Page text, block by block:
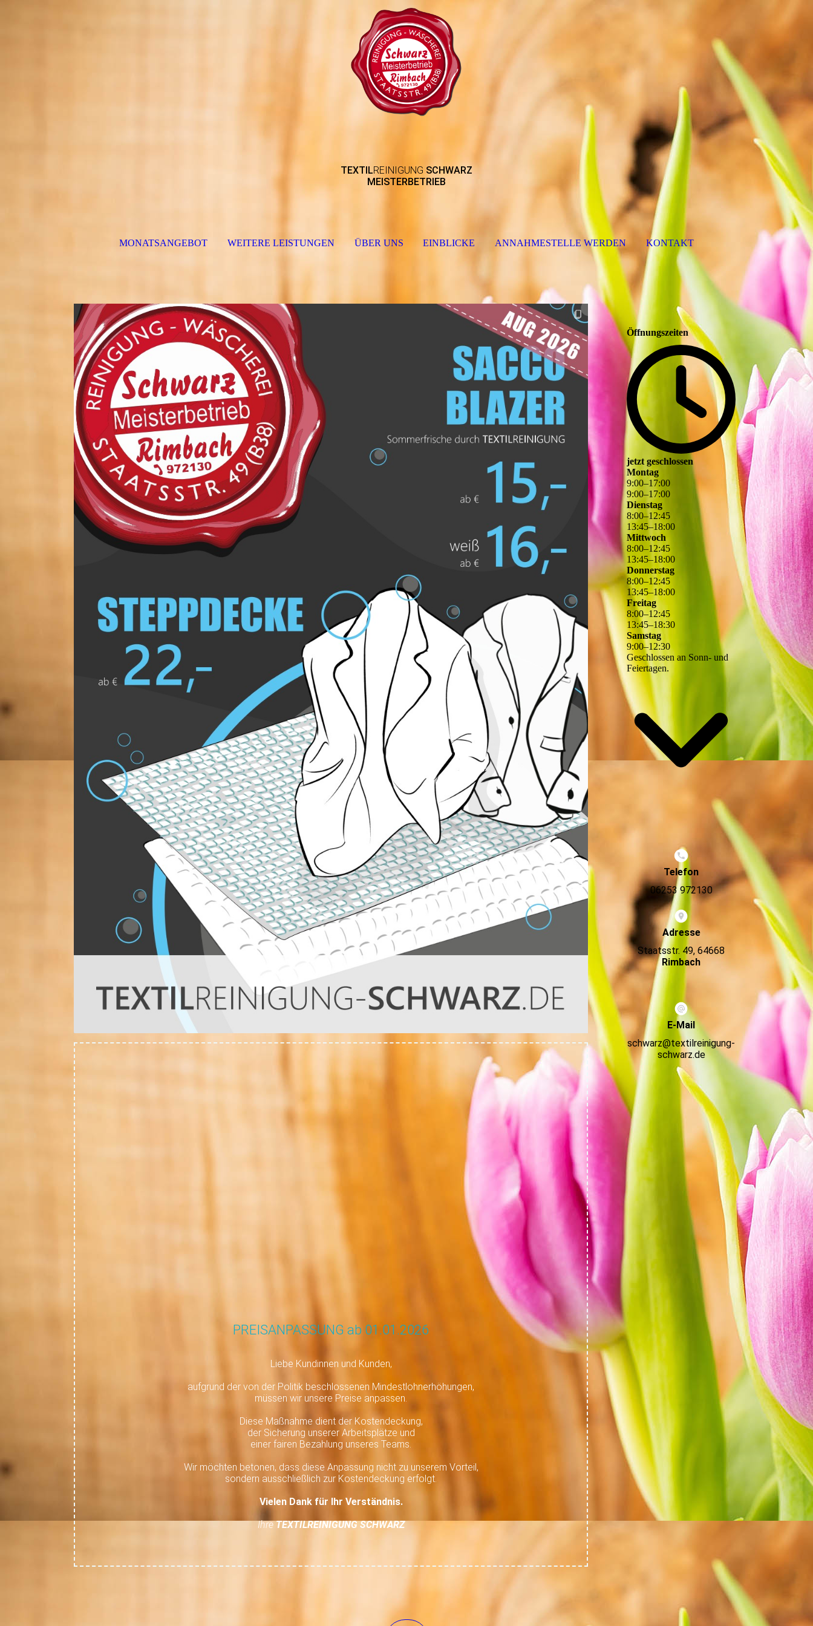
TEXTILREINIGUNG SCHWARZ
MEISTERBETRIEB
MONATSANGEBOT WEITERE LEISTUNGEN ÜBER UNS EINBLICKE ANNAHMESTELLE WERDEN KONTAKT
PREISANPASSUNG ab 01.01.2026
Liebe Kundinnen und Kunden,
aufgrund der von der Politik beschlossenen Mindestlohnerhöhungen,
müssen wir unsere Preise anpassen.
Diese Maßnahme dient der Kostendeckung,
der Sicherung unserer Arbeitsplätze und
einer fairen Bezahlung unseres Teams.
Wir möchten betonen, dass diese Anpassung nicht zu unserem Vorteil,
sondern ausschließlich zur Kostendeckung erfolgt.
Vielen Dank für Ihr Verständnis.
IhreTEXTILREINIGUNGSCHWARZ
Öffnungszeiten
jetzt geschlossen
Montag
9:00–17:00
9:00–17:00
Dienstag
8:00–12:45
13:45–18:00
Mittwoch
8:00–12:45
13:45–18:00
Donnerstag
8:00–12:45
13:45–18:00
Freitag
8:00–12:45
13:45–18:30
Samstag
9:00–12:30
Geschlossen an Sonn- und
Feiertagen.
Telefon
06253 972130
Adresse
Staatsstr. 49, 64668
Rimbach
E-Mail
schwarz@textilreinigung-
schwarz.de